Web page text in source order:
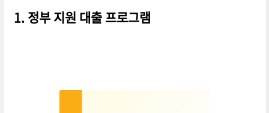
1. 정부 지원 대출 프로그램